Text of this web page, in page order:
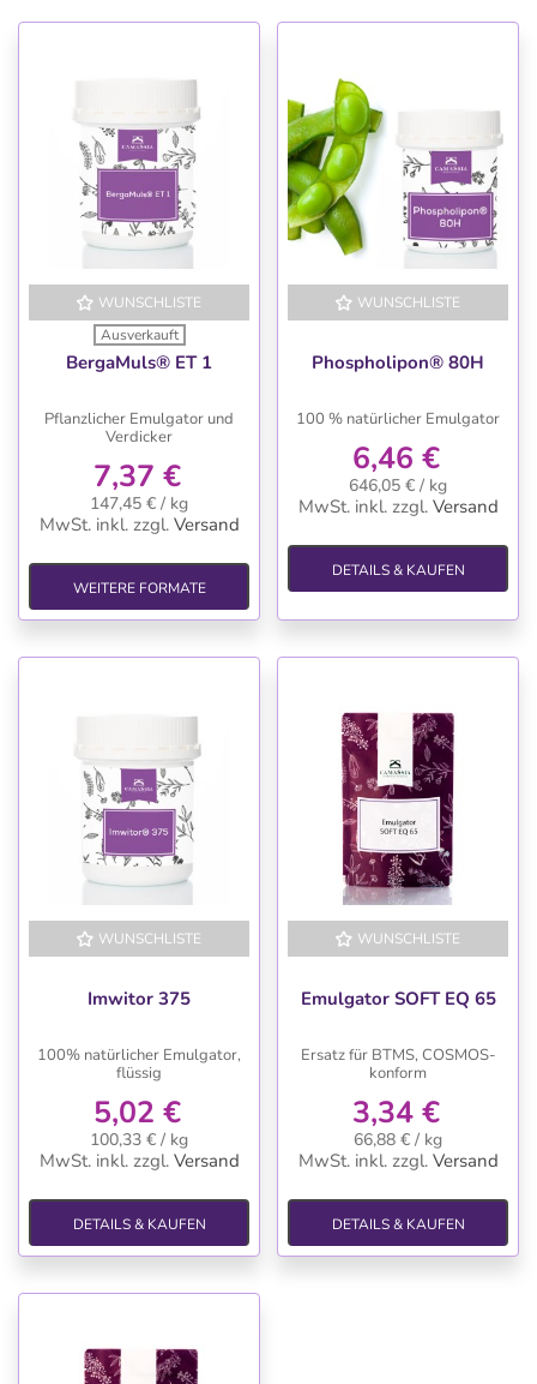
WUNSCHLISTE
Ausverkauft
BergaMuls® ET 1
Pflanzlicher Emulgator und
Verdicker
7,37 €
147,45 € / kg
MwSt. inkl. zzgl. Versand
WEITERE FORMATE
WUNSCHLISTE
Phospholipon® 80H
100 % natürlicher Emulgator
6,46 €
646,05 € / kg
MwSt. inkl. zzgl. Versand
DETAILS & KAUFEN
WUNSCHLISTE
Imwitor 375
100% natürlicher Emulgator,
flüssig
5,02 €
100,33 € / kg
MwSt. inkl. zzgl. Versand
DETAILS & KAUFEN
WUNSCHLISTE
Emulgator SOFT EQ 65
Ersatz für BTMS, COSMOS-
konform
3,34 €
66,88 € / kg
MwSt. inkl. zzgl. Versand
DETAILS & KAUFEN